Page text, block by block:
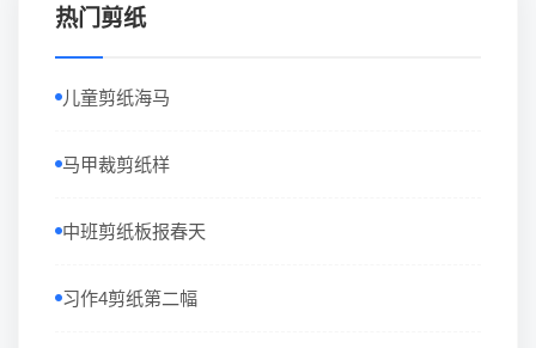
热门剪纸
儿童剪纸海马
马甲裁剪纸样
中班剪纸板报春天
习作4剪纸第二幅